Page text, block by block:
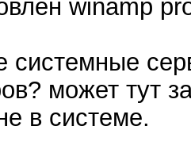
winamp
системные
может тут
в системе.